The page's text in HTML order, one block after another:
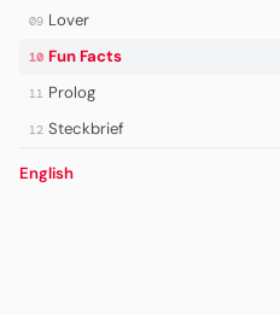
09 Lover
10 Fun Facts
11 Prolog
12 Steckbrief
English